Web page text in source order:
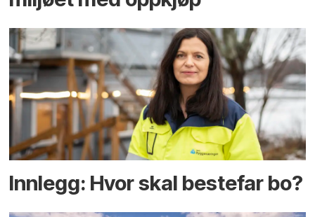
Innlegg: Hvor skal bestefar bo?